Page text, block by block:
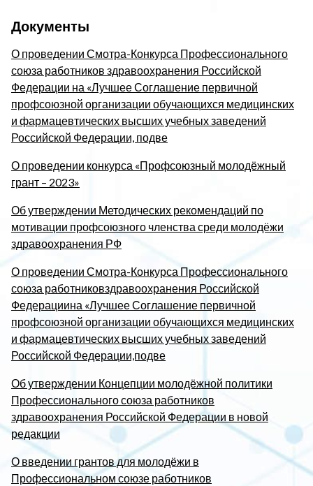
Документы
О проведении Смотра-Конкурса Профессионального
союза работников здравоохранения Российской
Федерации на «Лучшее Соглашение первичной
профсоюзной организации обучающихся медицинских
и фармацевтических высших учебных заведений
Российской Федерации, подве
О проведении конкурса «Профсоюзный молодёжный
грант – 2023»
Об утверждении Методических рекомендаций по
мотивации профсоюзного членства среди молодёжи
здравоохранения РФ
О проведении Смотра-Конкурса Профессионального
союза работниковздравоохранения Российской
Федерациина «Лучшее Соглашение первичной
профсоюзной организации обучающихся медицинских
и фармацевтических высших учебных заведений
Российской Федерации,подве
Об утверждении Концепции молодёжной политики
Профессионального союза работников
здравоохранения Российской Федерации в новой
редакции
О введении грантов для молодёжи в
Профессиональном союзе работников